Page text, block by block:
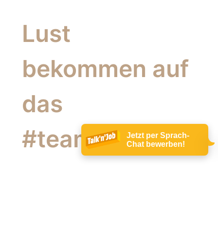
Lust
bekommen auf
das
#teamgeiping?
Jetzt per Sprach-
Chat bewerben!